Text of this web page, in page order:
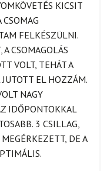
KICSIT
FELKÉSZÜLNI.
CSOMAGOLÁS
VOLT, TEHÁT A
EL HOZZÁM.
NAGY
IDŐPONTOKKAL
3 CSILLAG,
DE A